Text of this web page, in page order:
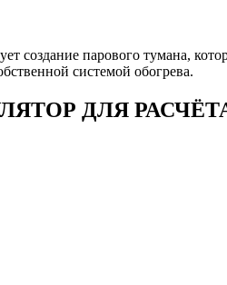
создание парового тумана,
системой обогрева.
ДЛЯ